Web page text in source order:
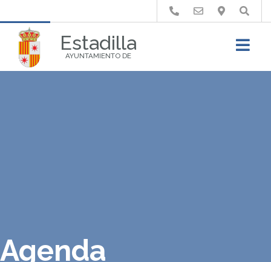
Estadilla
AYUNTAMIENTO DE
Buscar
Agenda